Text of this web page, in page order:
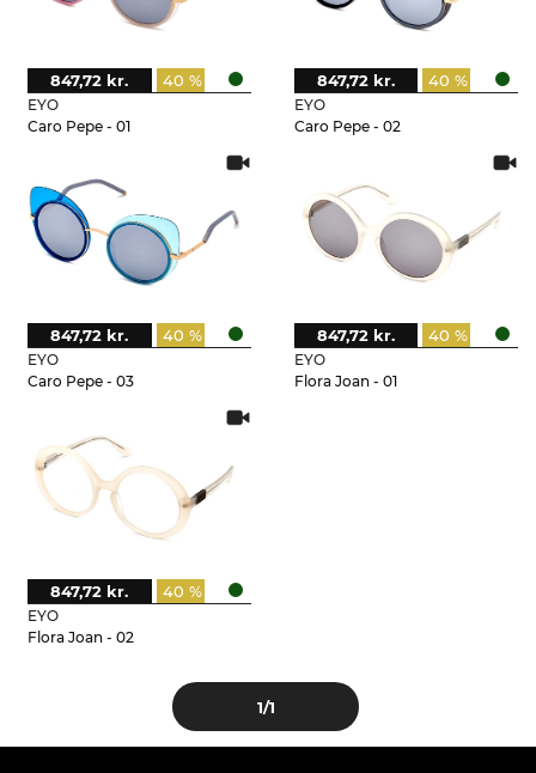
EYO
Caro Pepe - 01
40 %
847,72 kr.
EYO
Caro Pepe - 02
40 %
847,72 kr.
EYO
Caro Pepe - 03
40 %
847,72 kr.
EYO
Flora Joan - 01
40 %
847,72 kr.
EYO
Flora Joan - 02
40 %
847,72 kr.
1/1